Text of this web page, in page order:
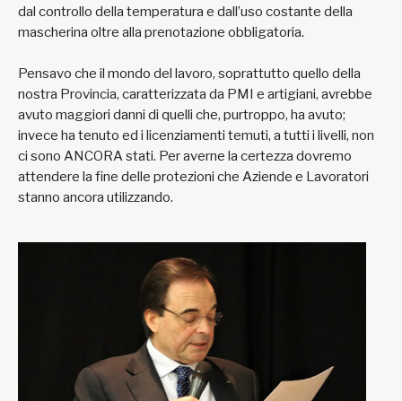
dal controllo della temperatura e dall’uso costante della
mascherina oltre alla prenotazione obbligatoria.
Pensavo che il mondo del lavoro, soprattutto quello della
nostra Provincia, caratterizzata da PMI e artigiani, avrebbe
avuto maggiori danni di quelli che, purtroppo, ha avuto;
invece ha tenuto ed i licenziamenti temuti, a tutti i livelli, non
ci sono ANCORA stati. Per averne la certezza dovremo
attendere la fine delle protezioni che Aziende e Lavoratori
stanno ancora utilizzando.